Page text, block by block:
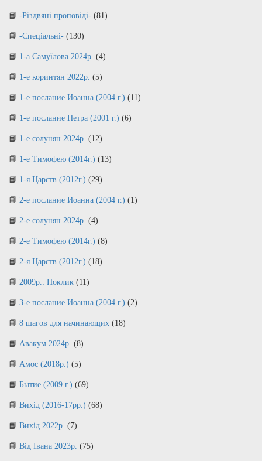
-Різдвяні проповіді- (81)
-Спеціальні- (130)
1-а Самуїлова 2024р. (4)
1-е коринтян 2022р. (5)
1-е послание Иоанна (2004 г.) (11)
1-е послание Петра (2001 г.) (6)
1-е солунян 2024р. (12)
1-е Тимофею (2014г.) (13)
1-я Царств (2012г.) (29)
2-е послание Иоанна (2004 г.) (1)
2-е солунян 2024р. (4)
2-е Тимофею (2014г.) (8)
2-я Царств (2012г.) (18)
2009р.: Поклик (11)
3-е послание Иоанна (2004 г.) (2)
8 шагов для начинающих (18)
Авакум 2024р. (8)
Амос (2018р.) (5)
Бытие (2009 г.) (69)
Вихід (2016-17рр.) (68)
Вихід 2022р. (7)
Від Івана 2023р. (75)